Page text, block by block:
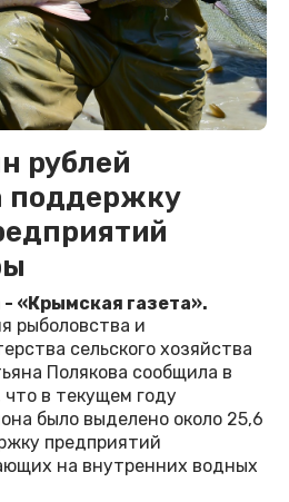
рублей
поддержку
- «Крымская газета».
рыболовства и
сельского хозяйства
Полякова сообщила в
что в текущем году
было выделено около 25,6
предприятий
на внутренних водных